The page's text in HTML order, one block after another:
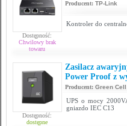
Dostępność:
Chwilowy brak
towaru
Producent: TP-Link
Kontroler do
Dostępność:
dostępne
Zasilacz
Power Proof z
Producent: Green Cell
UPS o mocy
gniazdo IEC C13